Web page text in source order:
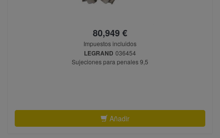
80,949 €
Impuestos incluidos
LEGRAND 036454
Sujeciones para penales 9,5
Añadir